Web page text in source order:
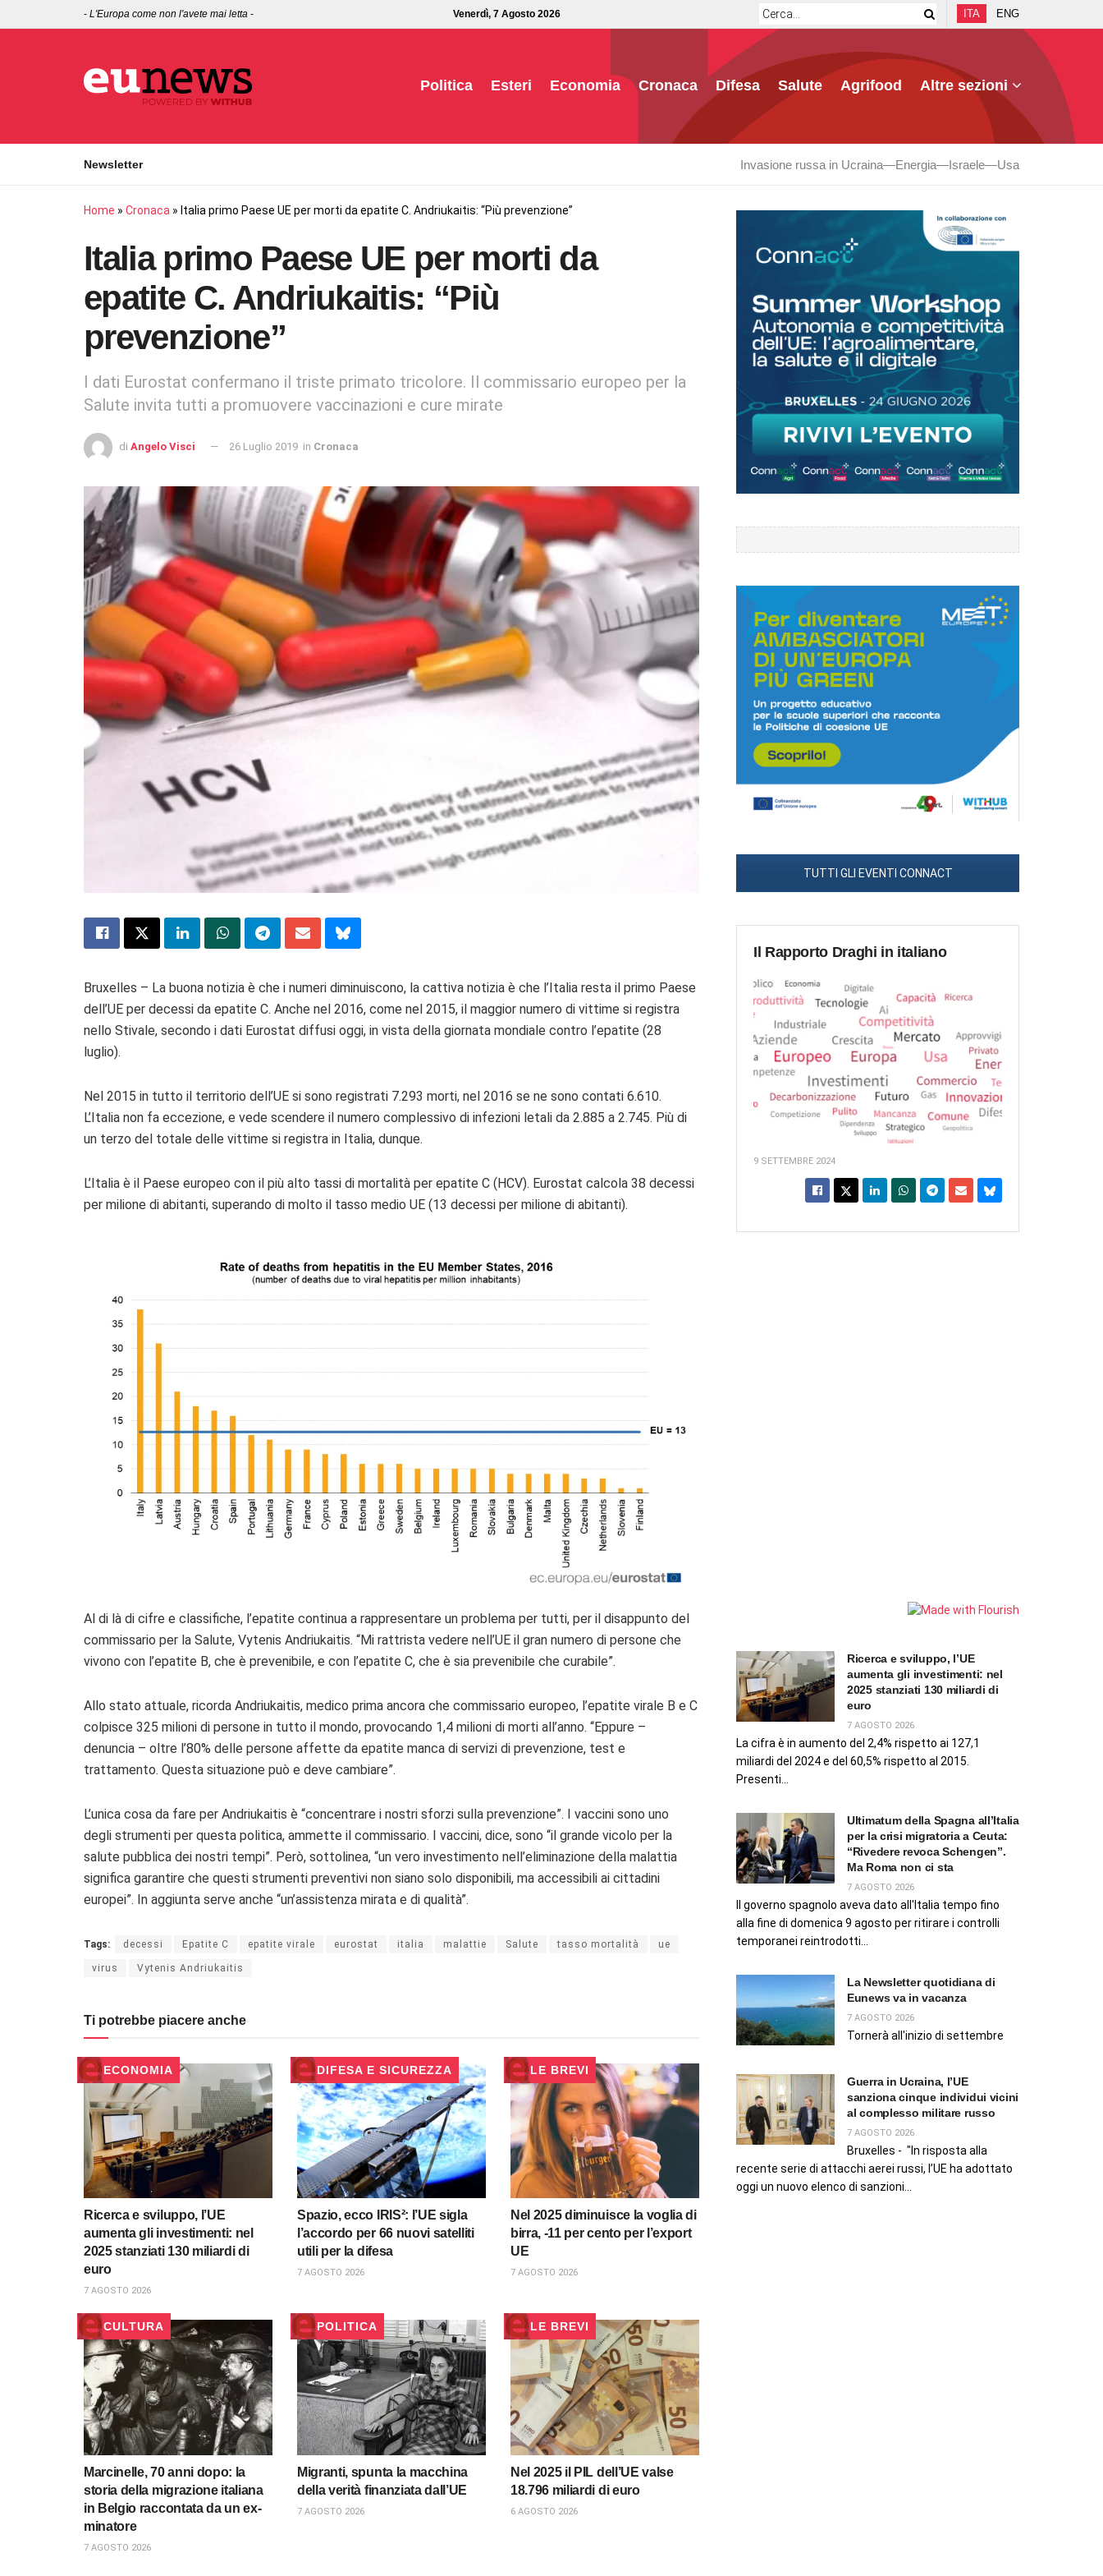
- L'Europa come non l'avete mai letta - Venerdì, 7 Agosto 2026 ITA ENG
Politica Esteri Economia Cronaca Difesa Salute Agrifood Altre sezioni
Newsletter Invasione russa in Ucraina Energia Israele Usa
Home » Cronaca » Italia primo Paese UE per morti da epatite C. Andriukaitis: “Più prevenzione”
Italia primo Paese UE per morti da
epatite C. Andriukaitis: “Più
prevenzione”
I dati Eurostat confermano il triste primato tricolore. Il commissario europeo per la
Salute invita tutti a promuovere vaccinazioni e cure mirate
di Angelo Visci 26 Luglio 2019 in Cronaca
Bruxelles – La buona notizia è che i numeri diminuiscono, la cattiva notizia è che l’Italia resta il primo Paese
dell’UE per decessi da epatite C. Anche nel 2016, come nel 2015, il maggior numero di vittime si registra
nello Stivale, secondo i dati Eurostat diffusi oggi, in vista della giornata mondiale contro l’epatite (28
luglio).
Nel 2015 in tutto il territorio dell’UE si sono registrati 7.293 morti, nel 2016 se ne sono contati 6.610.
L’Italia non fa eccezione, e vede scendere il numero complessivo di infezioni letali da 2.885 a 2.745. Più di
un terzo del totale delle vittime si registra in Italia, dunque.
L’Italia è il Paese europeo con il più alto tassi di mortalità per epatite C (HCV). Eurostat calcola 38 decessi
per milione di abitanti, superando di molto il tasso medio UE (13 decessi per milione di abitanti).
Al di là di cifre e classifiche, l’epatite continua a rappresentare un problema per tutti, per il disappunto del
commissario per la Salute, Vytenis Andriukaitis. “Mi rattrista vedere nell’UE il gran numero di persone che
vivono con l’epatite B, che è prevenibile, e con l’epatite C, che è sia prevenibile che curabile”.
Allo stato attuale, ricorda Andriukaitis, medico prima ancora che commissario europeo, l’epatite virale B e C
colpisce 325 milioni di persone in tutto il mondo, provocando 1,4 milioni di morti all’anno. “Eppure –
denuncia – oltre l’80% delle persone affette da epatite manca di servizi di prevenzione, test e
trattamento. Questa situazione può e deve cambiare”.
L’unica cosa da fare per Andriukaitis è “concentrare i nostri sforzi sulla prevenzione”. I vaccini sono uno
degli strumenti per questa politica, ammette il commissario. I vaccini, dice, sono “il grande vicolo per la
salute pubblica dei nostri tempi”. Però, sottolinea, “un vero investimento nell’eliminazione della malattia
significa garantire che questi strumenti preventivi non siano solo disponibili, ma accessibili ai cittadini
europei”. In aggiunta serve anche “un’assistenza mirata e di qualità”.
Tags: decessi Epatite C epatite virale eurostat italia malattie Salute tasso mortalità ue
virus Vytenis Andriukaitis
Ti potrebbe piacere anche
ECONOMIA
Ricerca e sviluppo, l’UE
aumenta gli investimenti: nel
2025 stanziati 130 miliardi di
euro
7 AGOSTO 2026
DIFESA E SICUREZZA
Spazio, ecco IRIS²: l’UE sigla
l’accordo per 66 nuovi satelliti
utili per la difesa
7 AGOSTO 2026
LE BREVI
Nel 2025 diminuisce la voglia di
birra, -11 per cento per l’export
UE
7 AGOSTO 2026
CULTURA
Marcinelle, 70 anni dopo: la
storia della migrazione italiana
in Belgio raccontata da un ex-
minatore
7 AGOSTO 2026
POLITICA
Migranti, spunta la macchina
della verità finanziata dall’UE
7 AGOSTO 2026
LE BREVI
Nel 2025 il PIL dell’UE valse
18.796 miliardi di euro
6 AGOSTO 2026
TUTTI GLI EVENTI CONNACT
Il Rapporto Draghi in italiano
9 SETTEMBRE 2024
Ricerca e sviluppo, l’UE
aumenta gli investimenti: nel
2025 stanziati 130 miliardi di
euro
7 AGOSTO 2026
La cifra è in aumento del 2,4% rispetto ai 127,1
miliardi del 2024 e del 60,5% rispetto al 2015.
Presenti...
Ultimatum della Spagna all’Italia
per la crisi migratoria a Ceuta:
“Rivedere revoca Schengen”.
Ma Roma non ci sta
7 AGOSTO 2026
Il governo spagnolo aveva dato all'Italia tempo fino
alla fine di domenica 9 agosto per ritirare i controlli
temporanei reintrodotti...
La Newsletter quotidiana di
Eunews va in vacanza
7 AGOSTO 2026
Tornerà all'inizio di settembre
Guerra in Ucraina, l’UE
sanziona cinque individui vicini
al complesso militare russo
7 AGOSTO 2026
Bruxelles - "In risposta alla
recente serie di attacchi aerei russi, l’UE ha adottato
oggi un nuovo elenco di sanzioni...